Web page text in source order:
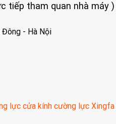
tiếp tham quan nhà máy )
Đông - Hà Nội
lực cửa kính cường lực Xingfa